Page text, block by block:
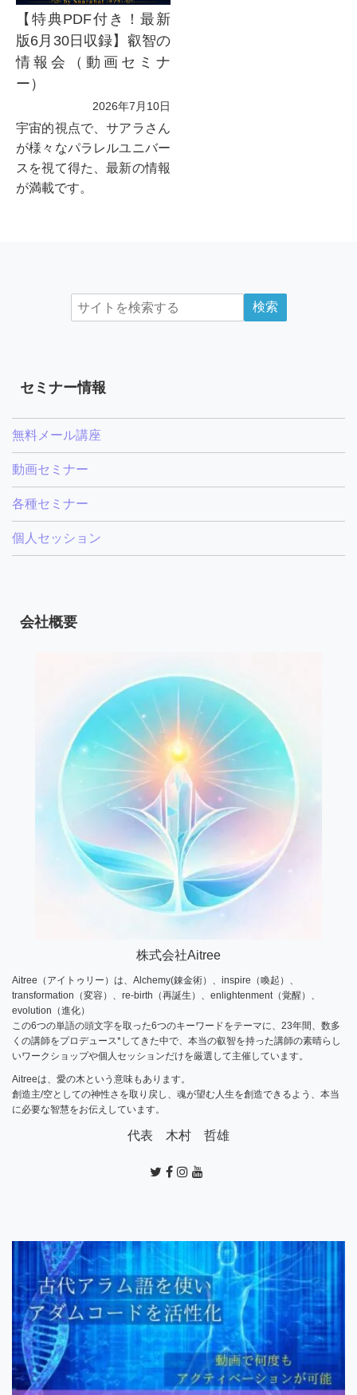
【特典PDF付き！最新
版6月30日収録】叡智の
情報会（動画セミナ
ー）
2026年7月10日
宇宙的視点で、サアラさん
が様々なパラレルユニバー
スを視て得た、最新の情報
が満載です。
セミナー情報
無料メール講座
動画セミナー
各種セミナー
個人セッション
会社概要
株式会社Aitree
Aitree（アイトゥリー）は、Alchemy(錬金術）、inspire（喚起）、
transformation（変容）、re-birth（再誕生）、enlightenment（覚醒）、
evolution（進化）
この6つの単語の頭文字を取った6つのキーワードをテーマに、23年間、数多
くの講師をプロデュース*してきた中で、本当の叡智を持った講師の素晴らし
いワークショップや個人セッションだけを厳選して主催しています。
Aitreeは、愛の木という意味もあります。
創造主/空としての神性さを取り戻し、魂が望む人生を創造できるよう、本当
に必要な智慧をお伝えしています。
代表 木村 哲雄